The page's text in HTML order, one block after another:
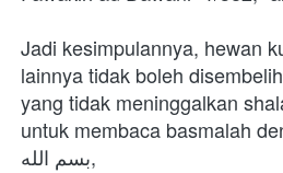
Jadi kesimpulannya, hewan
lainnya tidak boleh
yang tidak meninggalkan
untuk membaca basmalah
بسم الله,